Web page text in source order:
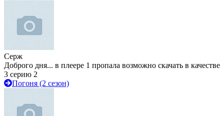
Серж
Доброго дня... в плеере 1 пропала возможно скачать в качестве
3 серию 2
Погоня (2 сезон)